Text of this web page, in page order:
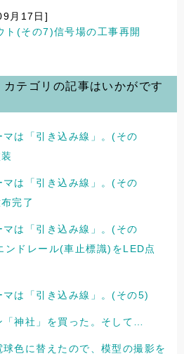
月17日]
ト(その7)信号場の工事再開
テゴリの記事はいかがです
マは「引き込み線」。(その
マは「引き込み線」。(その
完了
マは「引き込み線」。(その
ドレール(車止標識)をLED点
マは「引き込み線」。(その5)
「神社」を買った。そして…
色に替えたので、模型の撮影を